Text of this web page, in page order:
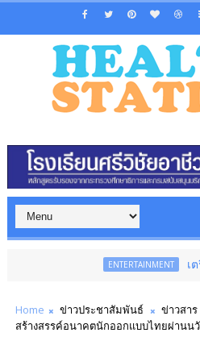
ENTERTAINMENT เตรียมพบกับ...
Home ข่าวประชาสัมพันธ์ ข่าวสาร
สร้างสรรค์อนาคตนักออกแบบไทยผ่านน